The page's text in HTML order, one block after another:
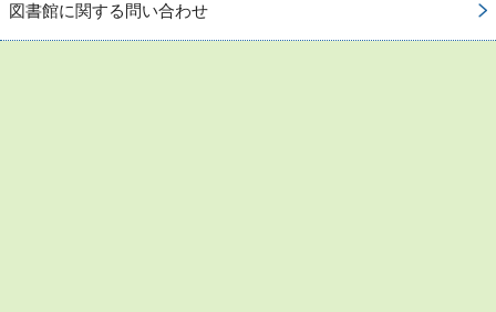
図書館に関する問い合わせ